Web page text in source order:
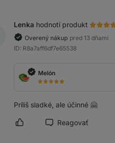
Lenka hodnotí produkt
Overený nákup pred 13 dňami
ID: R8a7aff6df7e65538
Melón
Príliš sladké, ale účinné 🤗
Označiť recenziu ako prínosnú
Reagovať